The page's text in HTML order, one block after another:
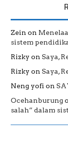
Zein on
sistem
Rizky onSaya,
Rizky onSaya,
Neng yofi on
Ocehanburung
salah” dalam